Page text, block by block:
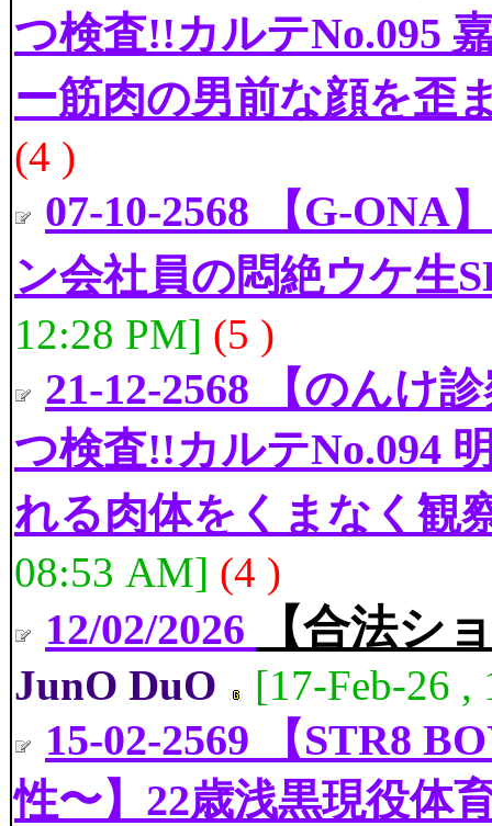
つ検査!!カルテNo.095
ー筋肉の男前な顔を歪
(4 )
07-10-2568 【G-
ン会社員の悶絶ウケ生
12:28 PM] (5 )
21-12-2568 【のんけ
つ検査!!カルテNo.094
れる肉体をくまなく観
08:53 AM] (4 )
12/02/2026 【合法シ
JunO DuO [17-Feb-26 ,
15-02-2569 【STR8
性〜】22歳浅黒現役体